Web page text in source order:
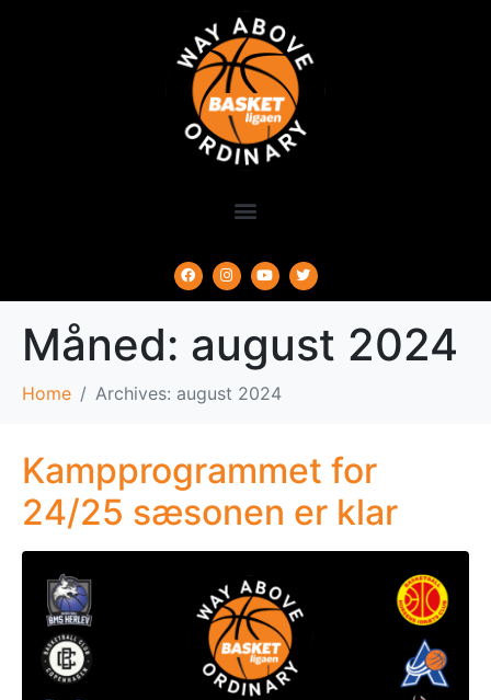
Måned: august 2024
Home Archives: august 2024
Kampprogrammet for
24/25 sæsonen er klar